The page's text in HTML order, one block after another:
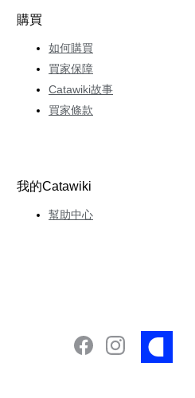
購買
如何購買
買家保障
Catawiki故事
買家條款
我的Catawiki
幫助中心